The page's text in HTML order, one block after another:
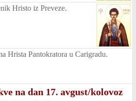
Hristo iz Preveze.
Hrista Pantokratora u Carigradu.
na dan 17. avgust/kolovoz